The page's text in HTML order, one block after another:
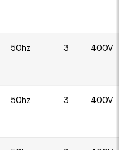
50hz 3 400V
50hz 3 400V